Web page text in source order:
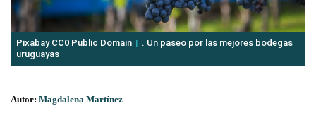
Pixabay CC0 Public Domain
. Un paseo por las mejores bodegas
uruguayas
Autor: Magdalena Martínez